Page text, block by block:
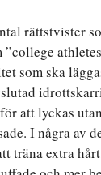
rättstvister
som ska
att lyckas
I några av
träna extra